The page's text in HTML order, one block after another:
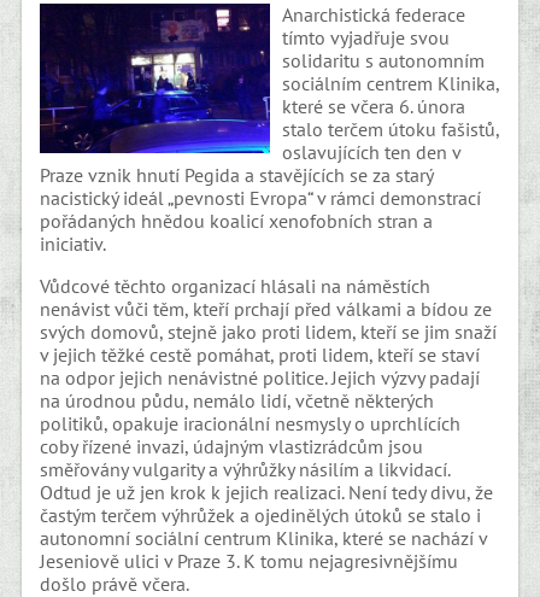
Anarchistická federace
tímto vyjadřuje svou
solidaritu s autonomním
sociálním centrem Klinika,
které se včera 6. února
stalo terčem útoku fašistů,
oslavujících ten den v
Praze vznik hnutí Pegida a stavějících se za starý
nacistický ideál „pevnosti Evropa“ v rámci demonstrací
pořádaných hnědou koalicí xenofobních stran a
iniciativ.
Vůdcové těchto organizací hlásali na náměstích
nenávist vůči těm, kteří prchají před válkami a bídou ze
svých domovů, stejně jako proti lidem, kteří se jim snaží
v jejich těžké cestě pomáhat, proti lidem, kteří se staví
na odpor jejich nenávistné politice. Jejich výzvy padají
na úrodnou půdu, nemálo lidí, včetně některých
politiků, opakuje iracionální nesmysly o uprchlících
coby řízené invazi, údajným vlastizrádcům jsou
směřovány vulgarity a výhrůžky násilím a likvidací.
Odtud je už jen krok k jejich realizaci. Není tedy divu, že
častým terčem výhrůžek a ojedinělých útoků se stalo i
autonomní sociální centrum Klinika, které se nachází v
Jeseniově ulici v Praze 3. K tomu nejagresivnějšímu
došlo právě včera.